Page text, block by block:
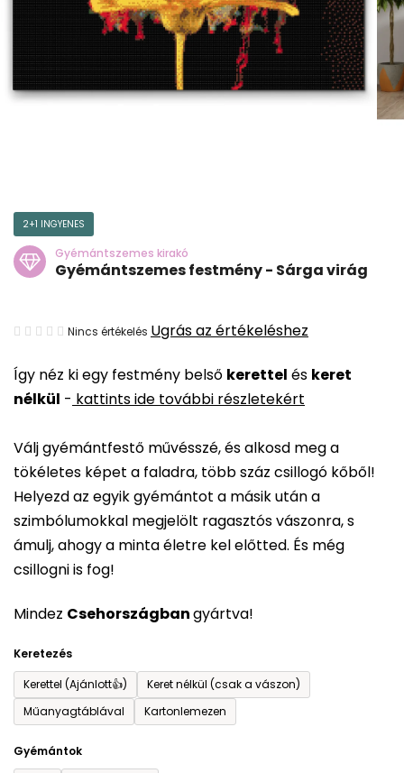
Így néz ki egy festmény belső kerettel és keret
nélkül - kattints ide további részletekért
Válj gyémántfestő művésszé, és alkosd meg a
tökéletes képet a faladra, több száz csillogó kőből!
Helyezd az egyik gyémántot a másik után a
szimbólumokkal megjelölt ragasztós vászonra, s
ámulj, ahogy a minta életre kel előtted. És még
csillogni is fog!
Mindez Csehországbangyártva!
Keretezés
Kerettel (Ajánlott👍)
Keret nélkül (csak a vászon)
Műanyagtáblával
Kartonlemezen
Gyémántok
2+1 INGYENES
Gyémántszemes kirakó
Gyémántszemes festmény - Sárga virág
A
átlagos
értékelése
ből
0,0
csillag.
Nincs értékelés Ugrás az értékeléshez